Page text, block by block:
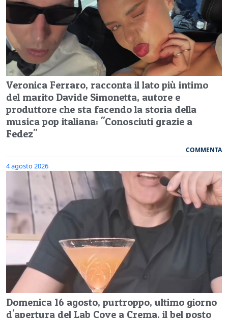
Veronica Ferraro, racconta il lato più intimo
del marito Davide Simonetta, autore e
produttore che sta facendo la storia della
musica pop italiana: "Conosciuti grazie a
Fedez"
COMMENTA
4 agosto 2026
Domenica 16 agosto, purtroppo, ultimo giorno
d'apertura del Lab Cove a Crema, il bel posto